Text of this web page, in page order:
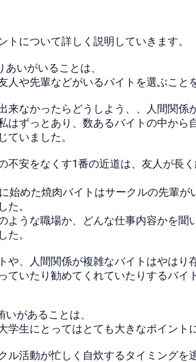
トについて詳しく説明していきます。
いがいることは、
人や先輩などがいるバイトを選ぶこと
来なかったらどうしよう、、人間関係
はずっとあり、数あるバイトの中か
ていました。
不安をなくす1番の近道は、友人が長
始めた焼肉バイトはサークルの先輩
た。
ような職場か、どんな仕事内容かを
た。
や、人間関係が複雑なバイトはやは
ていたり勧めてくれていたりするバイ
があることは、
学生にとってはとても大きなポイント
ル活動が忙しく自炊するタイミング